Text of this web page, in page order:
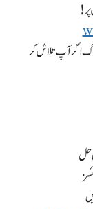
اگر آپ تلاش کر
حل